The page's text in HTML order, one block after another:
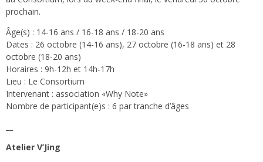
prochain.
Âge(s) : 14-16 ans / 16-18 ans / 18-20 ans
Dates : 26 octobre (14-16 ans), 27 octobre (16-18 ans) et 28
octobre (18-20 ans)
Horaires : 9h-12h et 14h-17h
Lieu : Le Consortium
Intervenant : association «Why Note»
Nombre de participant(e)s : 6 par tranche d’âges
Atelier V’Jing